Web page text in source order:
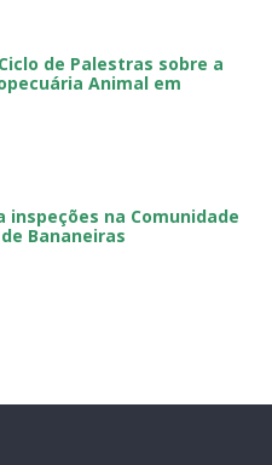
de Palestras sobre a
Animal em
inspeções na Comunidade
Bananeiras